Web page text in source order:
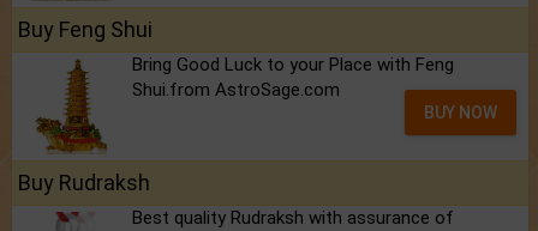
Buy Feng Shui
Bring Good Luck to your Place with Feng
Shui.from AstroSage.com
BUY NOW
Buy Rudraksh
Best quality Rudraksh with assurance of